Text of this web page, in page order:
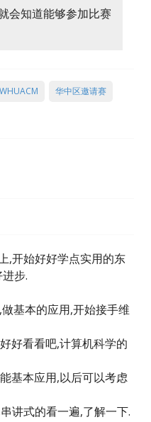
会知道能够参加比赛
WHUACM 华中区邀请赛
,开始好好学点实用的东
步.
基本的应用,开始接手维
好看看吧,计算机科学的
基本应用,以后可以考虑
讲式的看一遍,了解一下.